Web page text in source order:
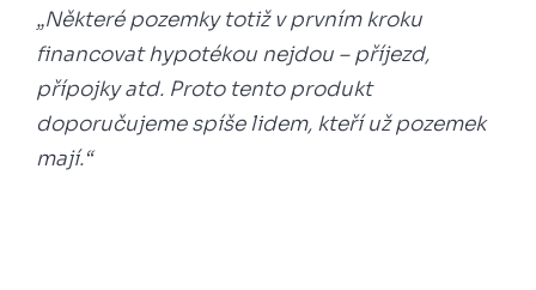
„Některé pozemky totiž v prvním kroku
financovat hypotékou nejdou – příjezd,
přípojky atd. Proto tento produkt
doporučujeme spíše lidem, kteří už pozemek
mají.“